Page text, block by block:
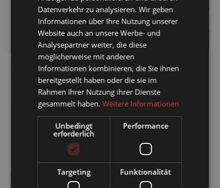
Nutzung aller Hotelannehmlichkeiten
Wellnessbereich "Um el Ma"
Bademäntel für die Dauer Ihres Aufenthaltes
Regiobus-Ticket
Gästekarte “PlateauCard”
Die Karte ermöglicht kostenfreie Busfahrten,
Rabatt im Casino Seefeld, reduzierten Eintritt in
das Olympiabad Seefeld und das Alpenbad
Leutasch sowie viele weitere Ermäßigungen
Datenverkehr zu analysieren. Wir geben
Informationen über Ihre Nutzung unserer
Website auch an unsere Werbe- und
Analysepartner weiter, die diese
möglicherweise mit anderen
Informationen kombinieren, die Sie ihnen
bereitgestellt haben oder die sie im
Rahmen Ihrer Nutzung ihrer Dienste
gesammelt haben. Weitere Informationen
Unbedingt
erforderlich
Performance
Targeting Funktionalität